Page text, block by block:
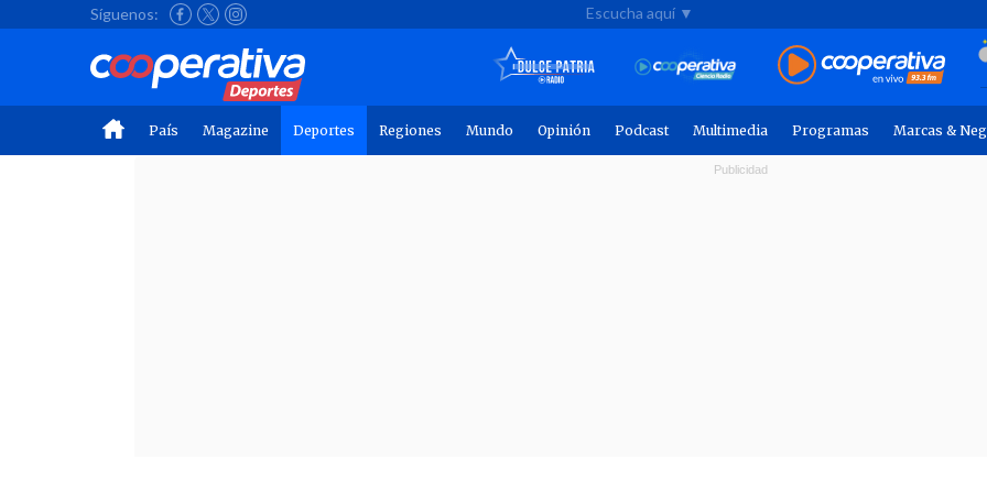
Síguenos: Escucha aquí ▼
País Magazine Deportes Regiones Mundo Opinión Podcast Multimedia Programas Marcas &